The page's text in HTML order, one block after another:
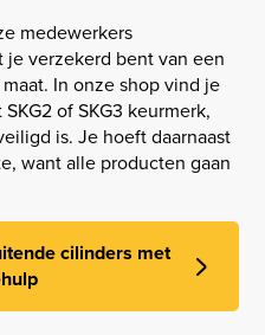
medewerkers
verzekerd bent van een
In onze shop vind je
of SKG3 keurmerk,
is. Je hoeft daarnaast
want alle producten gaan
cilinders met